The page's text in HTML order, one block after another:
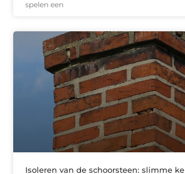
spelen een
Isoleren van de schoorsteen: slimme